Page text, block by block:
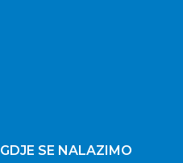
GDJE SE NALAZIMO